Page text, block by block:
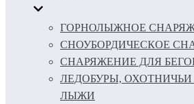
ГОРНОЛЫЖНОЕ
СНОУБОРДИЧЕСКОЕ
СНАРЯЖЕНИЕ ДЛЯ
ЛЕДОБУРЫ,
ЛЫЖИ